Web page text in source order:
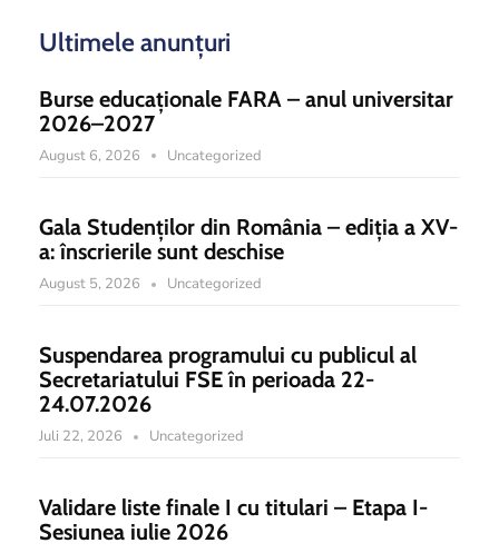
Ultimele anunțuri
Burse educaționale FARA – anul universitar
2026–2027
August 6, 2026 Uncategorized
Gala Studenților din România – ediția a XV-
a: înscrierile sunt deschise
August 5, 2026 Uncategorized
Suspendarea programului cu publicul al
Secretariatului FSE în perioada 22-
24.07.2026
Juli 22, 2026 Uncategorized
Validare liste finale I cu titulari – Etapa I-
Sesiunea iulie 2026